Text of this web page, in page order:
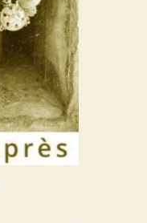
E
D
U
A
M
O
N
A
G